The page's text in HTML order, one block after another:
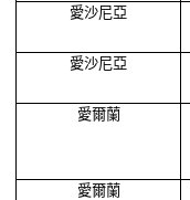
愛沙尼亞
愛沙尼亞
愛爾蘭
愛爾蘭